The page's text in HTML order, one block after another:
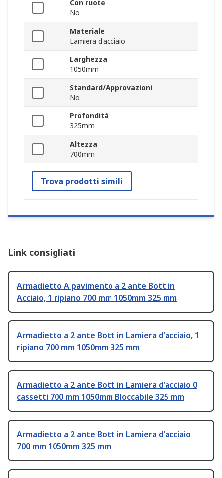
Con ruote
No
Materiale
Lamiera d'acciaio
Larghezza
1050mm
Standard/Approvazioni
No
Profondità
325mm
Altezza
700mm
Trova prodotti simili
Link consigliati
Armadietto A pavimento a 2 ante Bott in
Acciaio, 1 ripiano 700 mm 1050mm 325 mm
Armadietto a 2 ante Bott in Lamiera d'acciaio, 1
ripiano 700 mm 1050mm 325 mm
Armadietto a 2 ante Bott in Lamiera d'acciaio 0
cassetti 700 mm 1050mm Bloccabile 325 mm
Armadietto a 2 ante Bott in Lamiera d'acciaio
700 mm 1050mm 325 mm